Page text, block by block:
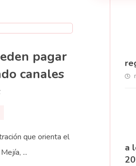
pagar
canales
que orienta el
...
a